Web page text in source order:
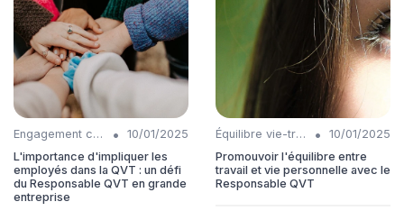
Engagement collaborateurs •
10/01/2025
L'importance d'impliquer les
employés dans la QVT : un défi
du Responsable QVT en grande
entreprise
Équilibre vie-travail •
10/01/2025
Promouvoir l'équilibre entre
travail et vie personnelle avec le
Responsable QVT